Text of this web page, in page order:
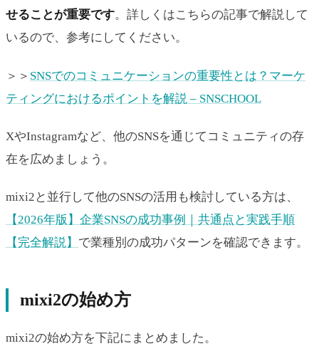
せることが重要です。詳しくはこちらの記事で解説して
いるので、参考にしてください。
＞＞ SNSでのコミュニケーションの重要性とは？マーケ
ティングにおけるポイントを解説 – SNSCHOOL
XやInstagramなど、他のSNSを通じてコミュニティの存
在を広めましょう。
mixi2と並行して他のSNSの活用も検討している方は、
【2026年版】企業SNSの成功事例｜共通点と実践手順
【完全解説】 で業種別の成功パターンを確認できます。
mixi2の始め方
mixi2の始め方を下記にまとめました。